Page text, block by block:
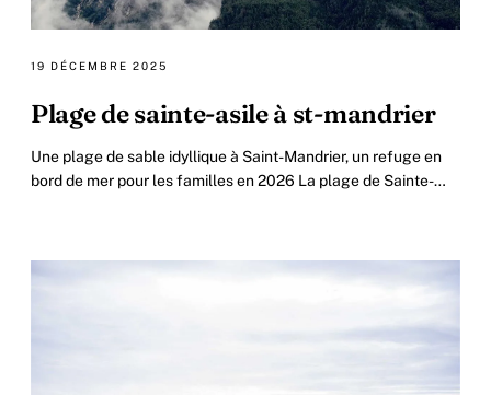
19 DÉCEMBRE 2025
Plage de sainte-asile à st-mandrier
Une plage de sable idyllique à Saint-Mandrier, un refuge en
bord de mer pour les familles en 2026 La plage de Sainte-